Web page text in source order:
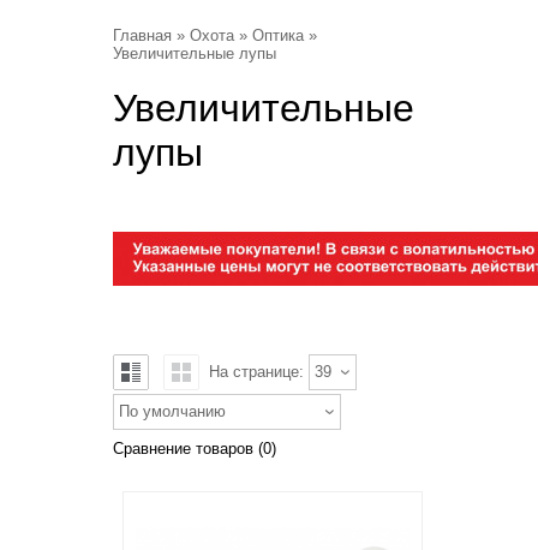
Главная » Охота» Оптика»
Увеличительные лупы
Увеличительные
лупы
На странице: 39
По умолчанию
Сравнение товаров (0)